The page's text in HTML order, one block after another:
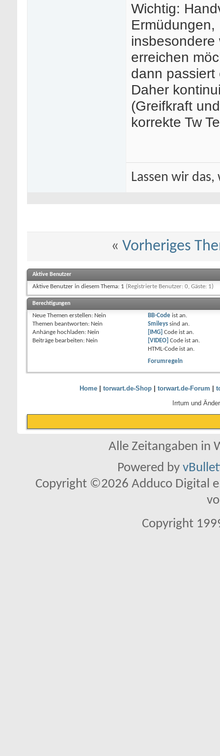
Wichtig:
insbesondere
erreichen
dann passiert
Daher
(Greifkraft
korrekte Tw
Lassen wir
« Vorheriges
Aktive Benutzer
Aktive Benutzer in diesem Thema: 1 (Registrierte Benutzer: 0, Gäste: 1)
Berechtigungen
Neue Themen erstellen: Nein
Themen beantworten: Nein
Anhänge hochladen: Nein
Beiträge bearbeiten: Nein
BB-Codeist an.
Smileyssind an.
[IMG] Code ist an.
[VIDEO] Code ist an.
HTML-Code ist an.
Forumregeln
Home| torwart.de-Shop| torwart.de-Forum
Irrtum und
Alle Zeitangaben in
Powered by
Copyright ©2026 Adduco Digital
Copyright